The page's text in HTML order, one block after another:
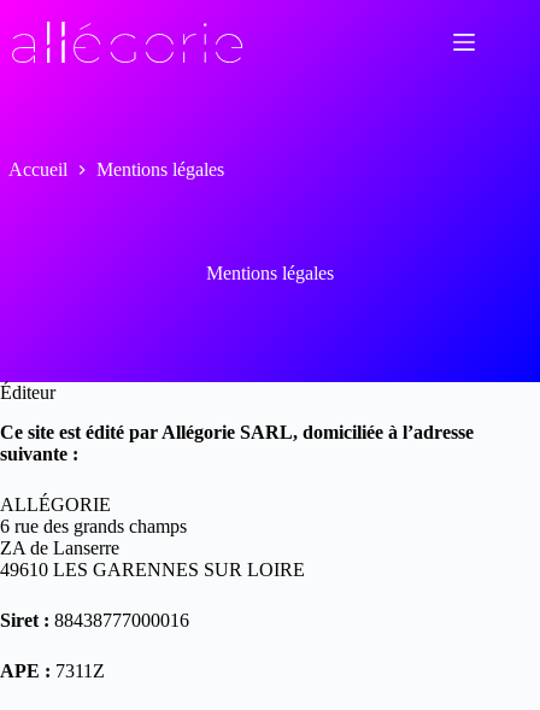
au
contenu
Accueil Mentions légales
Mentions légales
Éditeur
Ce site est édité par Allégorie SARL, domiciliée à l’adresse
suivante :
ALLÉGORIE
6 rue des grands champs
ZA de Lanserre
49610 LES GARENNES SUR LOIRE
Siret : 88438777000016
APE : 7311Z